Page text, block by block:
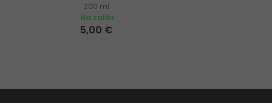
200 ml
Na zalihi
5,00 €